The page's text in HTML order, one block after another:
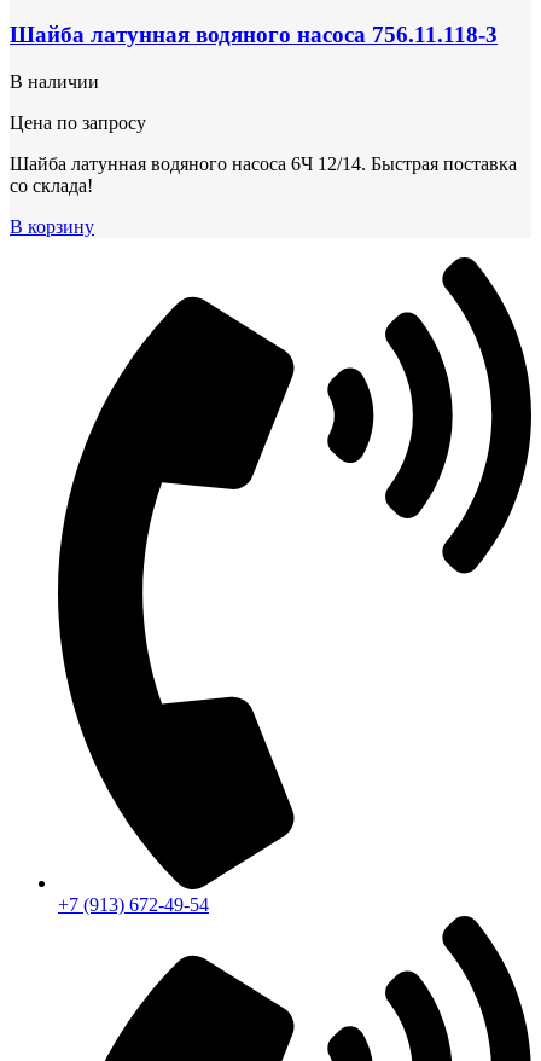
Шайба латунная водяного насоса 756.11.118-3
В наличии
Цена по запросу
Шайба латунная водяного насоса 6Ч 12/14. Быстрая поставка
со склада!
В корзину
+7 (913) 672-49-54